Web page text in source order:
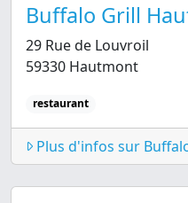
Buffalo Grill
29 Rue de Louvroil
59330 Hautmont
restaurant
Plus d'infos sur